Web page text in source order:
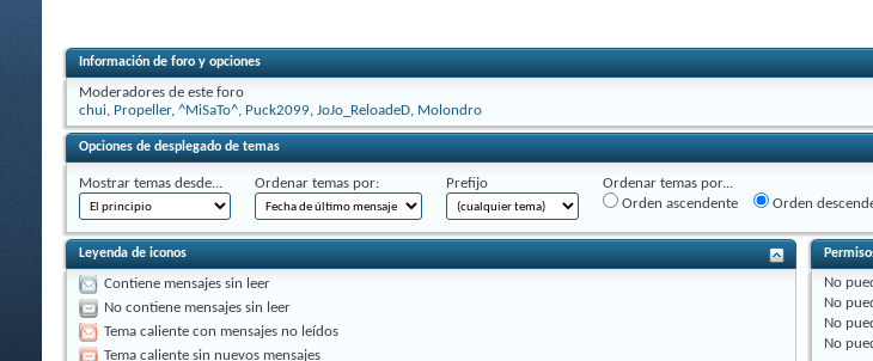
Información de foro y opciones
Moderadores de este foro
chui, Propeller, ^MiSaTo^, Puck2099, JoJo_ReloadeD, Molondro
Opciones de desplegado de temas
Mostrar temas desde... Ordenar temas por: Prefijo
Ordenar temas por...
Orden ascendente
Orden
Leyenda de iconos
Contiene mensajes sin leer
No contiene mensajes sin leer
Tema caliente con mensajes no leídos
Tema caliente sin nuevos mensajes
No
No
No
No